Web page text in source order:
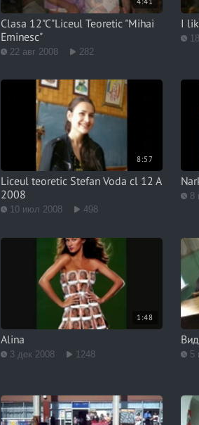
Clasa 12"C"Liceul Teoretic "Mihai
Eminesc"
22 авг 2008 282
I
8:57
Liceul teoretic Stefan Voda cl 12 A
2008
10 июл 2008 498
8
1:48
Alina
3 дек 2008 1248 5